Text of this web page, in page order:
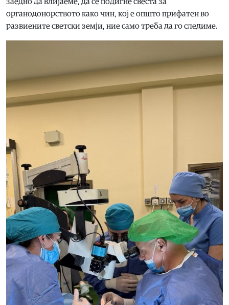
органодонорството како чин, кој е општо прифатен во
развиените светски земји, ние само треба да го следиме.